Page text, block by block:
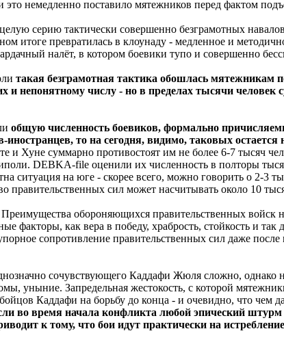
немедленно поставило мятежников перед фактом
серию тактически совершенно безграмотных
итоге превратилась в клоунаду - медленное и
налёт, в котором боевики тупо и совершенно
такая безграмотная тактика обошлась мятежникам
и непонятному числу - но в пределах тысячи человек
общую численность боевиков, формально
то на сегодня, видимо, таковых остается
и Хуне суммарно противостоят им не более 6-7 тысяч
DEBKA-file оценили их численность в полторы
ситуация на юге - скорее всего, можно говорить о 2-3
правительственных сил может насчитывать около 10
Преимущества обороняющихся правительственных
факторы, как вера в победу, храбрость, стойкость и
сопротивление правительственных сил даже
сочувствующего Каддафи Жюля сложно, однако
уныние. Запредельная жестокость, с которой
Каддафи на борьбу до конца - и очевидно, что чем
во время начала конфликта любой эпический
к тому, что бои идут практически на